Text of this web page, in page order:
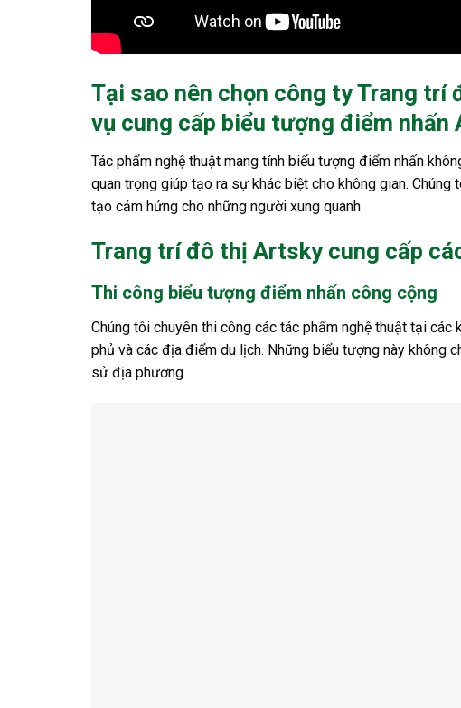
Tại sao nên chọn công ty Trang
vụ cung cấp biểu tượng điểm nhấn
Tác phẩm nghệ thuật mang tính biểu tượng điểm nhấn
quan trọng giúp tạo ra sự khác biệt cho không gian.
tạo cảm hứng cho những người xung quanh
Trang trí đô thị Artsky cung cấp
Thi công biểu tượng điểm nhấn công cộng
Chúng tôi chuyên thi công các tác phẩm nghệ thuật tại
phủ và các địa điểm du lịch. Những biểu tượng này không
sử địa phương